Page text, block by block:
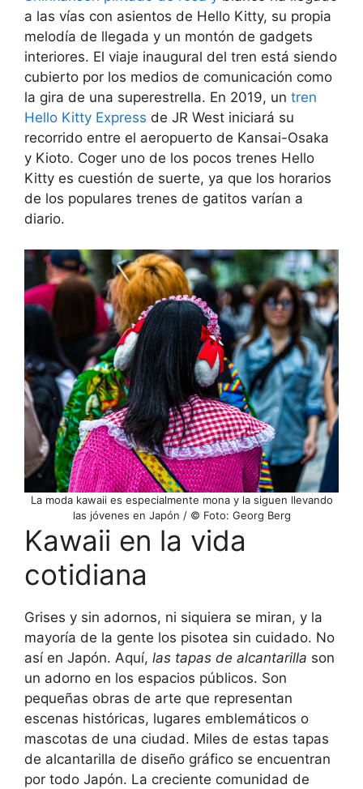
a las vías con asientos de Hello Kitty, su propia
melodía de llegada y un montón de gadgets
interiores. El viaje inaugural del tren está siendo
cubierto por los medios de comunicación como
la gira de una superestrella. En 2019, un tren
Hello Kitty Express de JR West iniciará su
recorrido entre el aeropuerto de Kansai-Osaka
y Kioto. Coger uno de los pocos trenes Hello
Kitty es cuestión de suerte, ya que los horarios
de los populares trenes de gatitos varían a
diario.
La moda kawaii es especialmente mona y la siguen llevando
las jóvenes en Japón / © Foto: Georg Berg
Kawaii en la vida
cotidiana
Grises y sin adornos, ni siquiera se miran, y la
mayoría de la gente los pisotea sin cuidado. No
así en Japón. Aquí, las tapas de alcantarilla son
un adorno en los espacios públicos. Son
pequeñas obras de arte que representan
escenas históricas, lugares emblemáticos o
mascotas de una ciudad. Miles de estas tapas
de alcantarilla de diseño gráfico se encuentran
por todo Japón. La creciente comunidad de